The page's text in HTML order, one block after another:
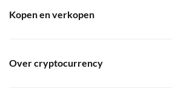
Kopen en verkopen
Over cryptocurrency